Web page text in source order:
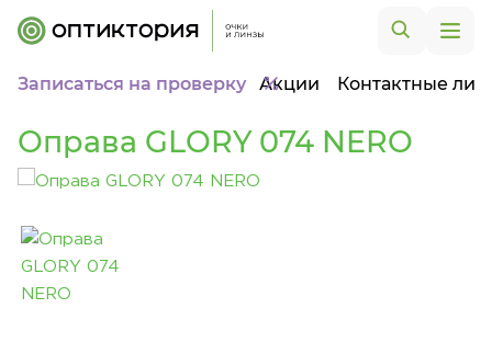
Записаться на проверку Акции Контактные
Оправа GLORY 074 NERO